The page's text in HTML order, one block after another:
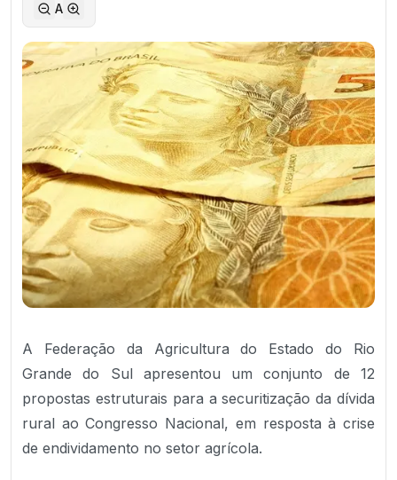
A
A Federação da Agricultura do Estado do Rio
Grande do Sul apresentou um conjunto de 12
propostas estruturais para a securitização da dívida
rural ao Congresso Nacional, em resposta à crise
de endividamento no setor agrícola.